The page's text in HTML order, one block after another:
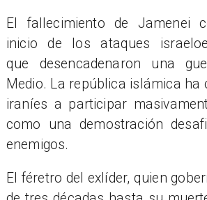
El fallecimiento de Jamenei
inicio de los ataques
que desencadenaron una
Medio. La república islámica ha
iraníes a participar
como una demostración
enemigos.
El féretro del exlíder, quien